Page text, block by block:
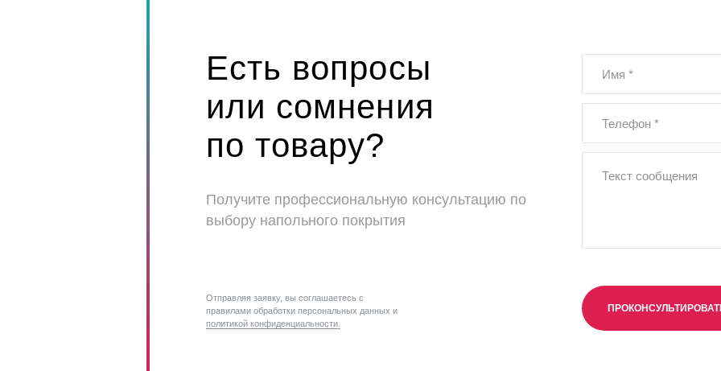
Есть вопросы
или сомнения
по товару?
Получите профессиональную консультацию по
выбору напольного покрытия
Отправляя заявку, вы соглашаетесь с
правилами обработки персональных данных и
политикой конфиденциальности.